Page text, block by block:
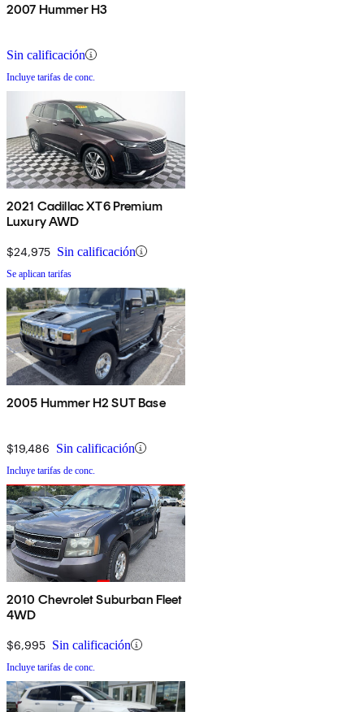
2007 Hummer H3
Sin calificación
Incluye tarifas de conc.
2021 Cadillac XT6 Premium
Luxury AWD
$24,975 Sin calificación
Se aplican tarifas
2005 Hummer H2 SUT Base
$19,486 Sin calificación
Incluye tarifas de conc.
2010 Chevrolet Suburban Fleet
4WD
$6,995 Sin calificación
Incluye tarifas de conc.